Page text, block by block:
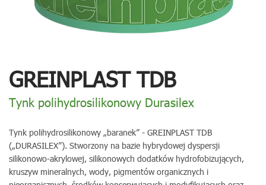
GREINPLAST TDB
Tynk polihydrosilikonowy Durasilex
Tynk polihydrosilikonowy „baranek” - GREINPLAST TDB
(„DURASILEX”). Stworzony na bazie hybrydowej dyspersji
silikonowo-akrylowej, silikonowych dodatków hydrofobizujących,
kruszyw mineralnych, wody, pigmentów organicznych i